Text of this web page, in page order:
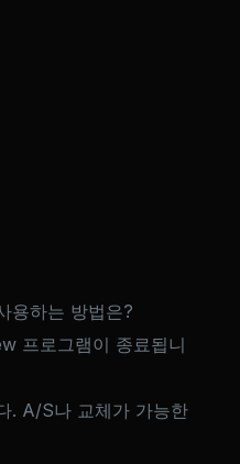
용하는 방법은?
프로그램이 종료됩니
. A/S나 교체가 가능한